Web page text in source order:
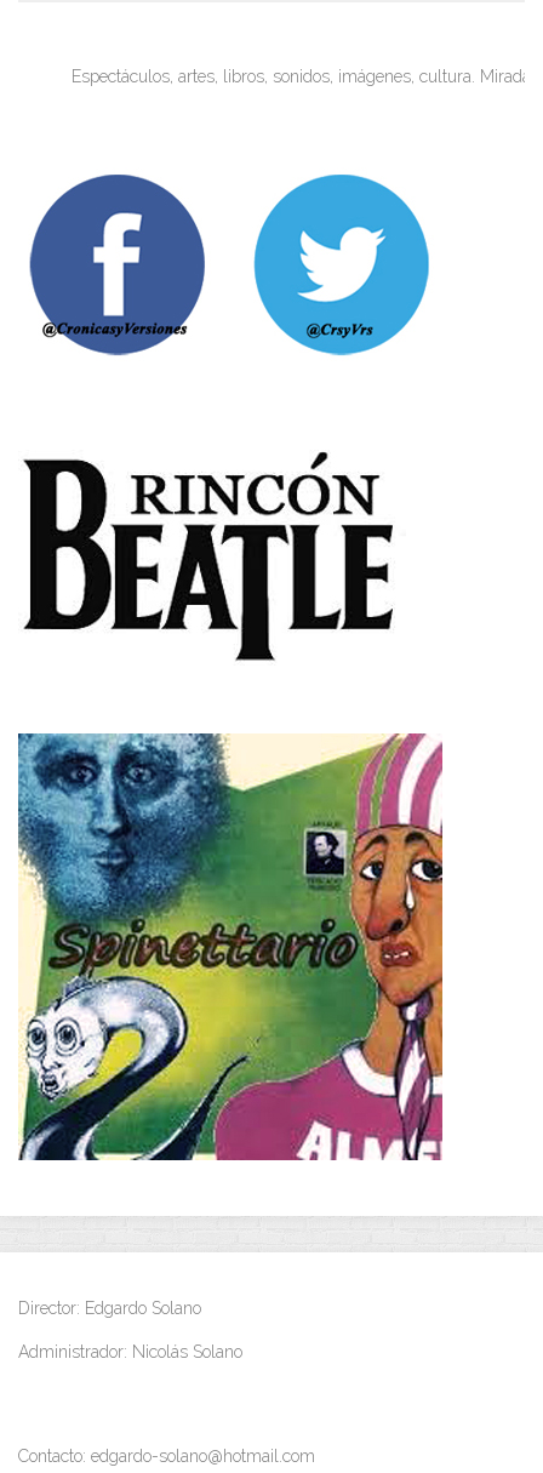
Espectáculos, artes, libros, sonidos, imágenes, cultura. Miradas
Director: Edgardo Solano
Administrador: Nicolás Solano
Contacto: edgardo-solano@hotmail.com